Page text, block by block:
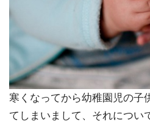
寒くなってから幼稚園児の子
てしまいまして、それについ